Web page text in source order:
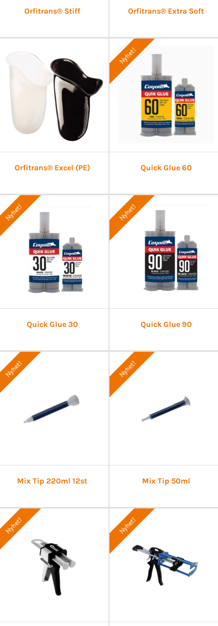
Orfitrans® Stiff Orfitrans® Extra Soft
Orfitrans® Excel (PE)
Nyhet!
Quick Glue 60
Nyhet!
Quick Glue 30
Nyhet!
Quick Glue 90
Nyhet!
Mix Tip 220ml 12st
Nyhet!
Mix Tip 50ml
Nyhet! Nyhet!